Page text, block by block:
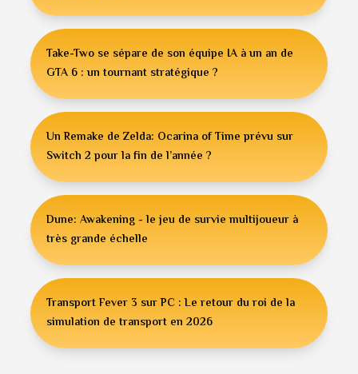
Take-Two se sépare de son équipe IA à un an de
GTA 6 : un tournant stratégique ?
Un Remake de Zelda: Ocarina of Time prévu sur
Switch 2 pour la fin de l’année ?
Dune: Awakening - le jeu de survie multijoueur à
très grande échelle
Transport Fever 3 sur PC : Le retour du roi de la
simulation de transport en 2026